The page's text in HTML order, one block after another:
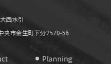
西水引
市金生町下分2570-56
Planning